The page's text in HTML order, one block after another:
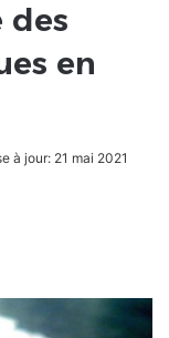
des
en
à jour: 21 mai 2021